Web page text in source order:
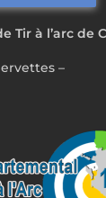
Tir à l’arc de
–